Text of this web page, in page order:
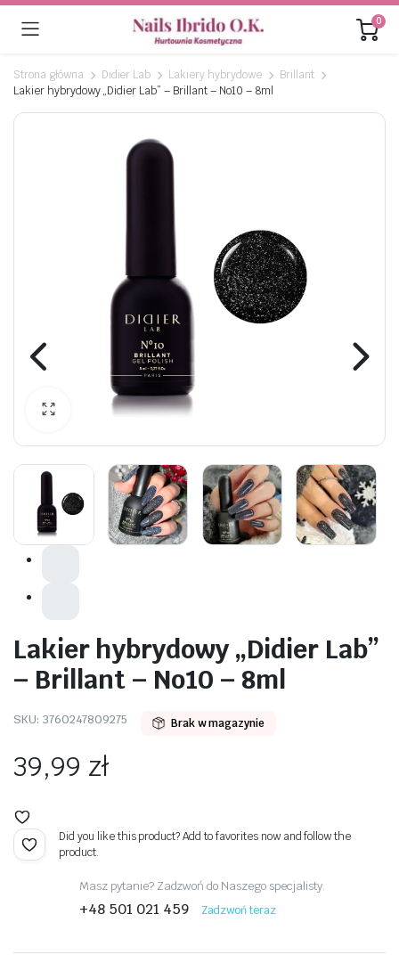
0
Strona główna Didier Lab Lakiery hybrydowe
Brillant
Lakier hybrydowy „Didier Lab” – Brillant – No10 – 8ml
Lakier hybrydowy „Didier Lab”
– Brillant – No10 – 8ml
SKU: 3760247809275 Brak w magazynie
39,99 zł
Did you like this product? Add to favorites now and follow the
product.
Masz pytanie? Zadzwoń do Naszego specjalisty.
+48 501 021 459 Zadzwoń teraz